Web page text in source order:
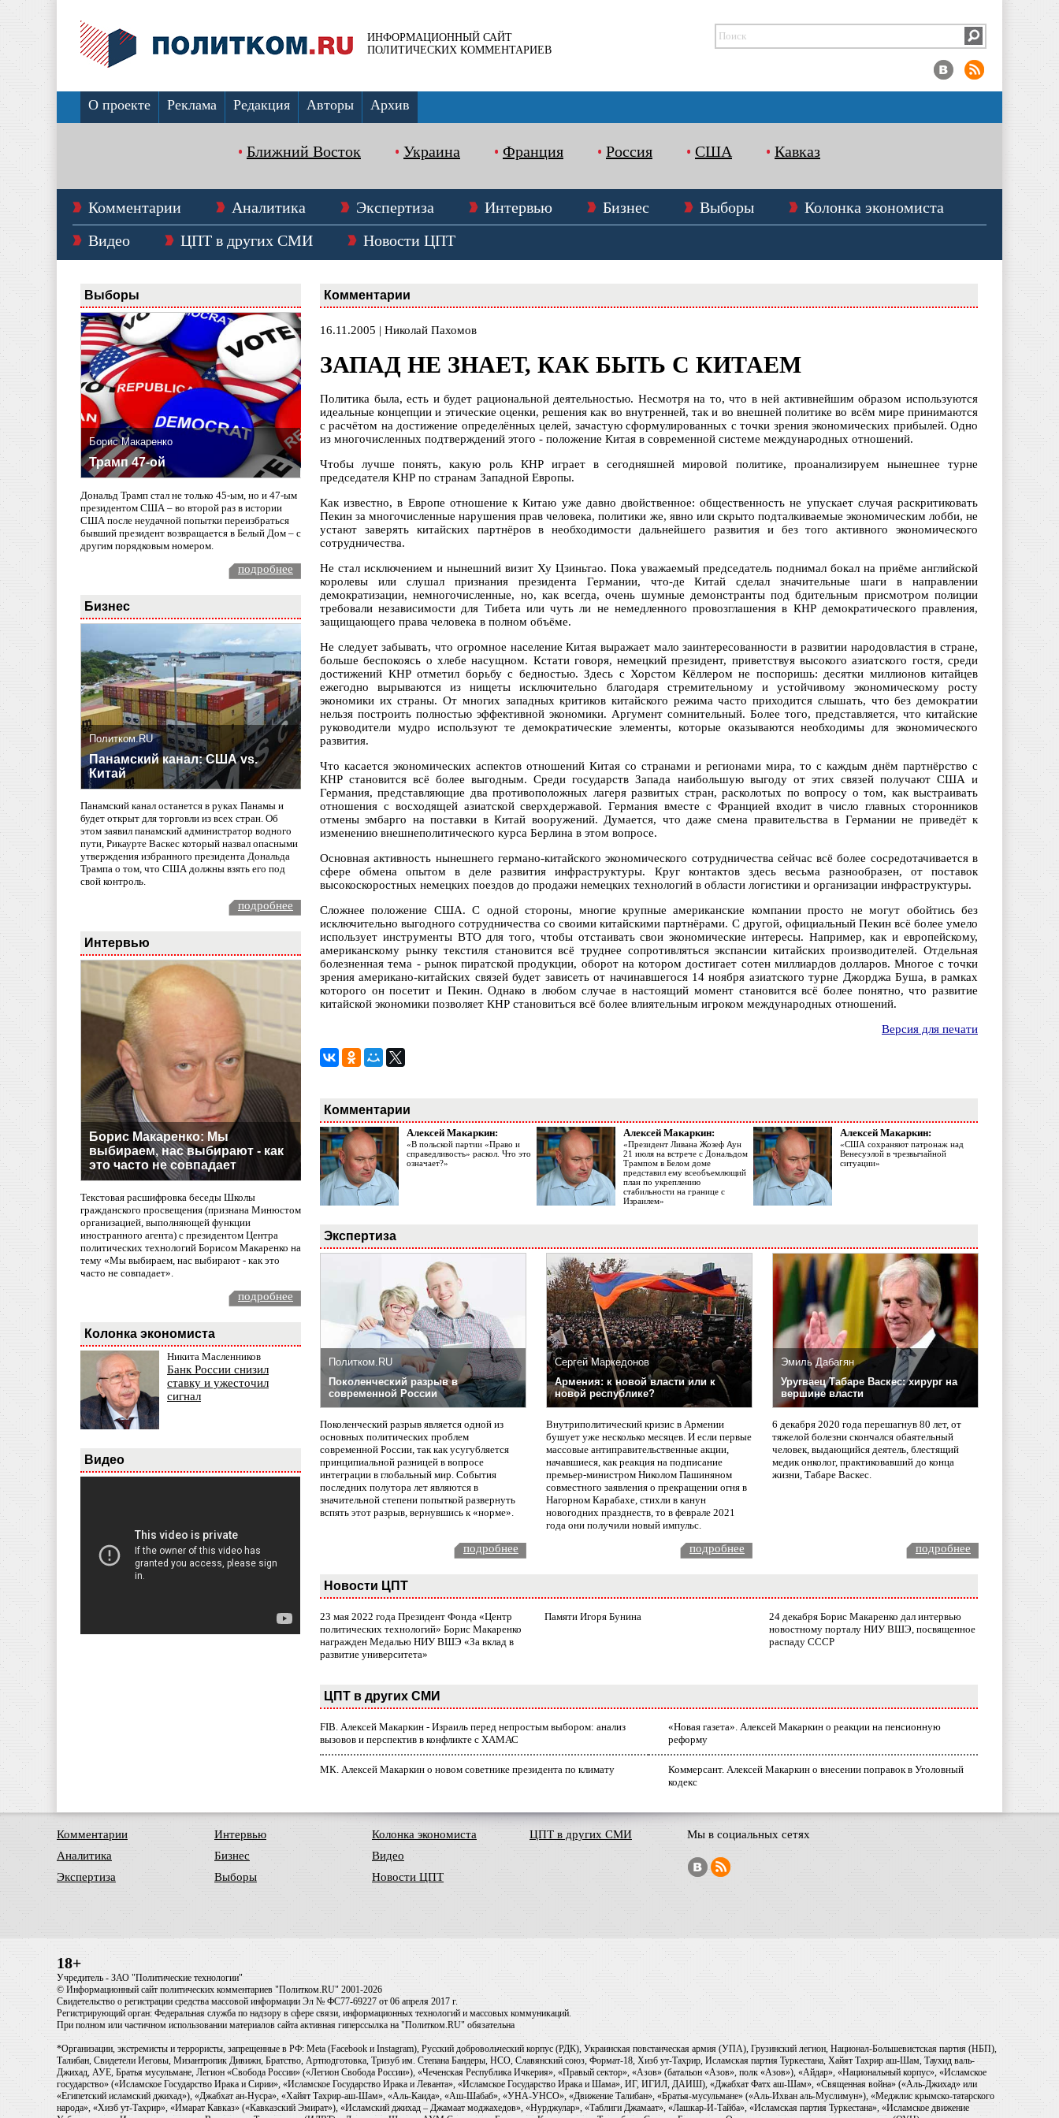
ИНФОРМАЦИОННЫЙ САЙТ
ПОЛИТИЧЕСКИХ КОММЕНТАРИЕВ
О проекте Реклама Редакция Авторы Архив
Ближний Восток Украина Франция Россия США Кавказ
Комментарии Аналитика Экспертиза Интервью Бизнес Выборы
Колонка экономиста
Видео
ЦПТ в других СМИ Новости ЦПТ
Выборы
Борис Макаренко
Трамп 47-ой
Дональд Трамп стал не только 45-ым, но и 47-ым
президентом США – во второй раз в истории
США после неудачной попытки переизбраться
бывший президент возвращается в Белый Дом – с
другим порядковым номером.
подробнее
Бизнес
Политком.RU
Панамский канал: США vs.
Китай
Панамский канал останется в руках Панамы и
будет открыт для торговли из всех стран. Об
этом заявил панамский администратор водного
пути, Рикаурте Васкес который назвал опасными
утверждения избранного президента Дональда
Трампа о том, что США должны взять его под
свой контроль.
подробнее
Интервью
Борис Макаренко: Мы
выбираем, нас выбирают - как
это часто не совпадает
Текстовая расшифровка беседы Школы
гражданского просвещения (признана Минюстом
организацией, выполняющей функции
иностранного агента) с президентом Центра
политических технологий Борисом Макаренко на
тему «Мы выбираем, нас выбирают - как это
часто не совпадает».
подробнее
Колонка экономиста
Никита Масленников
Банк России снизил
ставку и ужесточил
сигнал
Видео
Комментарии
16.11.2005 | Николай Пахомов
ЗАПАД НЕ ЗНАЕТ, КАК БЫТЬ С КИТАЕМ
Политика была, есть и будет рациональной деятельностью. Несмотря на то, что в ней активнейшим образом используются
идеальные концепции и этические оценки, решения как во внутренней, так и во внешней политике во всём мире принимаются
с расчётом на достижение определённых целей, зачастую сформулированных с точки зрения экономических прибылей. Одно
из многочисленных подтверждений этого - положение Китая в современной системе международных отношений.
Чтобы лучше понять, какую роль КНР играет в сегодняшней мировой политике, проанализируем нынешнее турне
председателя КНР по странам Западной Европы.
Как известно, в Европе отношение к Китаю уже давно двойственное: общественность не упускает случая раскритиковать
Пекин за многочисленные нарушения прав человека, политики же, явно или скрыто подталкиваемые экономическим лобби, не
устают заверять китайских партнёров в необходимости дальнейшего развития и без того активного экономического
сотрудничества.
Не стал исключением и нынешний визит Ху Цзиньтао. Пока уважаемый председатель поднимал бокал на приёме английской
королевы или слушал признания президента Германии, что-де Китай сделал значительные шаги в направлении
демократизации, немногочисленные, но, как всегда, очень шумные демонстранты под бдительным присмотром полиции
требовали независимости для Тибета или чуть ли не немедленного провозглашения в КНР демократического правления,
защищающего права человека в полном объёме.
Не следует забывать, что огромное население Китая выражает мало заинтересованности в развитии народовластия в стране,
больше беспокоясь о хлебе насущном. Кстати говоря, немецкий президент, приветствуя высокого азиатского гостя, среди
достижений КНР отметил борьбу с бедностью. Здесь с Хорстом Кёллером не поспоришь: десятки миллионов китайцев
ежегодно вырываются из нищеты исключительно благодаря стремительному и устойчивому экономическому росту
экономики их страны. От многих западных критиков китайского режима часто приходится слышать, что без демократии
нельзя построить полностью эффективной экономики. Аргумент сомнительный. Более того, представляется, что китайские
руководители мудро используют те демократические элементы, которые оказываются необходимы для экономического
развития.
Что касается экономических аспектов отношений Китая со странами и регионами мира, то с каждым днём партнёрство с
КНР становится всё более выгодным. Среди государств Запада наибольшую выгоду от этих связей получают США и
Германия, представляющие два противоположных лагеря развитых стран, расколотых по вопросу о том, как выстраивать
отношения с восходящей азиатской сверхдержавой. Германия вместе с Францией входит в число главных сторонников
отмены эмбарго на поставки в Китай вооружений. Думается, что даже смена правительства в Германии не приведёт к
изменению внешнеполитического курса Берлина в этом вопросе.
Основная активность нынешнего германо-китайского экономического сотрудничества сейчас всё более сосредотачивается в
сфере обмена опытом в деле развития инфраструктуры. Круг контактов здесь весьма разнообразен, от поставок
высокоскоростных немецких поездов до продажи немецких технологий в области логистики и организации инфраструктуры.
Сложнее положение США. С одной стороны, многие крупные американские компании просто не могут обойтись без
исключительно выгодного сотрудничества со своими китайскими партнёрами. С другой, официальный Пекин всё более умело
использует инструменты ВТО для того, чтобы отстаивать свои экономические интересы. Например, как и европейскому,
американскому рынку текстиля становится всё труднее сопротивляться экспансии китайских производителей. Отдельная
болезненная тема - рынок пиратской продукции, оборот на котором достигает сотен миллиардов долларов. Многое с точки
зрения американо-китайских связей будет зависеть от начинавшегося 14 ноября азиатского турне Джорджа Буша, в рамках
которого он посетит и Пекин. Однако в любом случае в настоящий момент становится всё более понятно, что развитие
китайской экономики позволяет КНР становиться всё более влиятельным игроком международных отношений.
Версия для печати
Комментарии
Алексей Макаркин:
«В польской партии «Право и
справедливость» раскол. Что это
означает?»
Алексей Макаркин:
«Президент Ливана Жозеф Аун
21 июля на встрече с Дональдом
Трампом в Белом доме
представил ему всеобъемлющий
план по укреплению
стабильности на границе с
Израилем»
Алексей Макаркин:
«США сохраняют патронаж над
Венесуэлой в чрезвычайной
ситуации»
Экспертиза
Политком.RU
Поколенческий разрыв в
современной России
Поколенческий разрыв является одной из
основных политических проблем
современной России, так как усугубляется
принципиальной разницей в вопросе
интеграции в глобальный мир. События
последних полутора лет являются в
значительной степени попыткой развернуть
вспять этот разрыв, вернувшись к «норме».
Сергей Маркедонов
Армения: к новой власти или к
новой республике?
Внутриполитический кризис в Армении
бушует уже несколько месяцев. И если первые
массовые антиправительственные акции,
начавшиеся, как реакция на подписание
премьер-министром Николом Пашиняном
совместного заявления о прекращении огня в
Нагорном Карабахе, стихли в канун
новогодних празднеств, то в феврале 2021
года они получили новый импульс.
Эмиль Дабагян
Уругваец Табаре Васкес: хирург на
вершине власти
6 декабря 2020 года перешагнув 80 лет, от
тяжелой болезни скончался обаятельный
человек, выдающийся деятель, блестящий
медик онколог, практиковавший до конца
жизни, Табаре Васкес.
подробнее подробнее подробнее
Новости ЦПТ
23 мая 2022 года Президент Фонда «Центр
политических технологий» Борис Макаренко
награжден Медалью НИУ ВШЭ «За вклад в
развитие университета»
Памяти Игоря Бунина
24 декабря Борис Макаренко дал интервью
новостному порталу НИУ ВШЭ, посвященное
распаду СССР
ЦПТ в других СМИ
FIB. Алексей Макаркин - Израиль перед непростым выбором: анализ
вызовов и перспектив в конфликте с ХАМАС
«Новая газета». Алексей Макаркин о реакции на пенсионную
реформу
МК. Алексей Макаркин о новом советнике президента по климату
Коммерсант. Алексей Макаркин о внесении поправок в Уголовный
кодекс
Комментарии
Аналитика
Экспертиза
Интервью
Бизнес
Выборы
Колонка экономиста
Видео
Новости ЦПТ
ЦПТ в других СМИ Мы в социальных сетях
18+
Учредитель - ЗАО "Политические технологии"
© Информационный сайт политических комментариев "Политком.RU" 2001-2026
Свидетельство о регистрации средства массовой информации Эл № ФС77-69227 от 06 апреля 2017 г.
Регистрирующий орган: Федеральная служба по надзору в сфере связи, информационных технологий и массовых коммуникаций.
При полном или частичном использовании материалов сайта активная гиперссылка на "Политком.RU" обязательна
*Организации, экстремисты и террористы, запрещенные в РФ: Meta (Facebook и Instagram), Русский добровольческий корпус (РДК), Украинская повстанческая армия (УПА), Грузинский легион, Национал-Большевистская партия (НБП),
Талибан, Свидетели Иеговы, Мизантропик Дивижн, Братство, Артподготовка, Тризуб им. Степана Бандеры, НСО, Славянский союз, Формат-18, Хизб ут-Тахрир, Исламская партия Туркестана, Хайят Тахрир аш-Шам, Таухид валь-
Джихад, АУЕ, Братья мусульмане, Легион «Свобода России» («Легион Свобода России»), «Чеченская Республика Ичкерия», «Правый сектор», «Азов» (батальон «Азов», полк «Азов»), «Айдар», «Национальный корпус», «Исламское
государство» («Исламское Государство Ирака и Сирии», «Исламское Государство Ирака и Леванта», «Исламское Государство Ирака и Шама», ИГ, ИГИЛ, ДАИШ), «Джабхат Фатх аш-Шам», «Священная война» («Аль-Джихад» или
«Египетский исламский джихад»), «Джабхат ан-Нусра», «Хайят Тахрир-аш-Шам», «Аль-Каида», «Аш-Шабаб», «УНА-УНСО», «Движение Талибан», «Братья-мусульмане» («Аль-Ихван аль-Муслимун»), «Меджлис крымско-татарского
народа», «Хизб ут-Тахрир», «Имарат Кавказ» («Кавказский Эмират»), «Исламский джихад – Джамаат моджахедов», «Нурджулар», «Таблиги Джамаат», «Лашкар-И-Тайба», «Исламская партия Туркестана», «Исламское движение